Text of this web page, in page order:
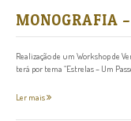
MONOGRAFIA
Realização de um Workshop de
terá por tema “Estrelas – Um
Ler mais